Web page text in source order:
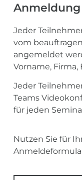
Anmeldung
Jeder
vom
angemeldet
Vorname, Firma,
Jeder
Teams
für jeden
Nutzen Sie für